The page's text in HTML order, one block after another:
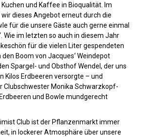
und Kaffee in Bioqualität. Im
dieses Angebot erneut durch die
für die unsere Gäste auch gerne einmal
Wie im letzten so auch in diesem Jahr
für die vielen Liter gespendeten
den Boom von Jacques‘ Weindepot
Spargel- und Obsthof Wendel, der uns
Kilos Erdbeeren versorgte – und
Clubschwester Monika Schwarzkopf-
und Bowle mundgerecht
Club ist der Pflanzenmarkt immer
in lockerer Atmosphäre über unsere